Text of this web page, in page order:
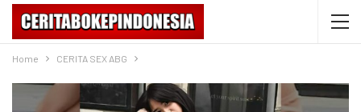
Home CERITA SEX ABG